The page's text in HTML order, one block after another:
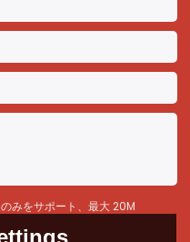
をサポート、最大 20M